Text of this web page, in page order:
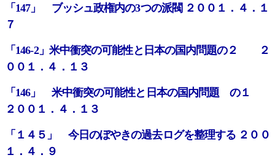
「147」 ブッシュ政権内の3つの派閥 ２００１．４．１
７
「146-2」米中衝突の可能性と日本の国内問題の２ ２
００１．４．１３
「146」 米中衝突の可能性と日本の国内問題 の１
２００１．４．１３
「１４５」 今日のぼやきの過去ログを整理する ２００
１．４．９